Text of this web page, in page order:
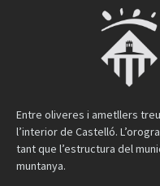
Entre oliveres i ametllers
l’interior de Castelló.
tant que l’estructura del
muntanya.